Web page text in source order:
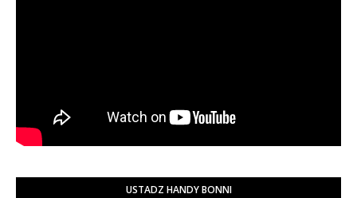
USTADZ HANDY BONNI